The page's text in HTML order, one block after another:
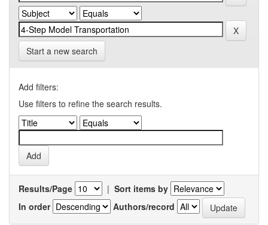
Start a new search
Add filters:
Use filters to refine the search results.
Results/Page | Sort items by
In order
Authors/record